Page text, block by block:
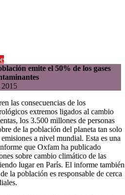
emite el 50% de los gases
2015
las consecuencias de los
extremos ligados al cambio
los 3.500 millones de personas
de la población del planeta tan solo
a nivel mundial. Esta es una
que Oxfam ha publicado
sobre cambio climático de las
lugar en París. El informe también
la población es responsable de cerca